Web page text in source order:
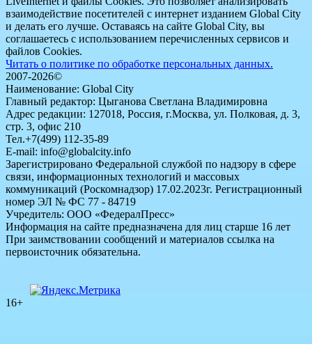
взаимодействие посетителей с интернет изданием Global City
и делать его лучше. Оставаясь на сайте Global City, вы
соглашаетесь с использованием перечисленных сервисов и
файлов Cookies.
Читать о политике по обработке персональных данных.
2007-2026©
Наименование: Global City
Главный редактор: Цыганова Светлана Владимировна
Адрес редакции: 127018, Россия, г.Москва, ул. Полковая, д. 3,
стр. 3, офис 210
Тел.+7(499) 112-35-89
E-mail: info@globalcity.info
Зарегистрировано Федеральной службой по надзору в сфере
связи, информационных технологий и массовых
коммуникаций (Роскомнадзор) 17.02.2023г. Регистрационный
номер ЭЛ № ФС 77 - 84719
Учредитель: ООО «ФедералПресс»
Информация на сайте предназначена для лиц старше 16 лет
При заимствовании сообщений и материалов ссылка на
первоисточник обязательна.
16+